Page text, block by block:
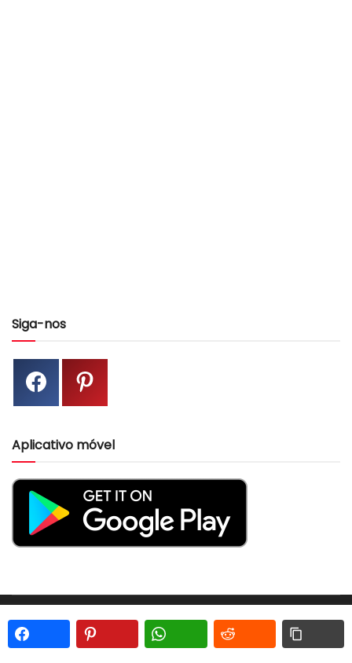
Siga-nos
Aplicativo móvel
Sobre nós Contato
Política de Privacidade
Termos e Condições